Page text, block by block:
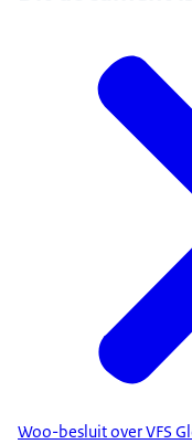
Woo-besluit over VFS